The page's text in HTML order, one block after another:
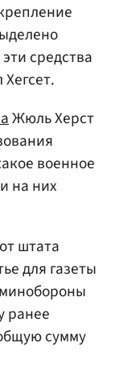
средства
Жюль Херст
военное
на них
штата
для газеты
ранее
сумму